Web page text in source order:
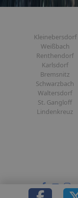
Kleinebersdorf
Weißbach
Renthendorf
Karlsdorf
Bremsnitz
Schwarzbach
Waltersdorf
St. Gangloff
Lindenkreuz